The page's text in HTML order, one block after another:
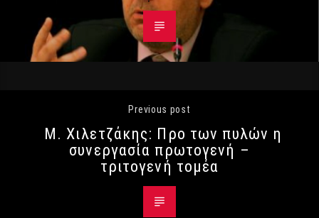
Previous post
Μ. Χιλετζάκης: Προ των πυλών η
συνεργασία πρωτογενή –
τριτογενή τομέα